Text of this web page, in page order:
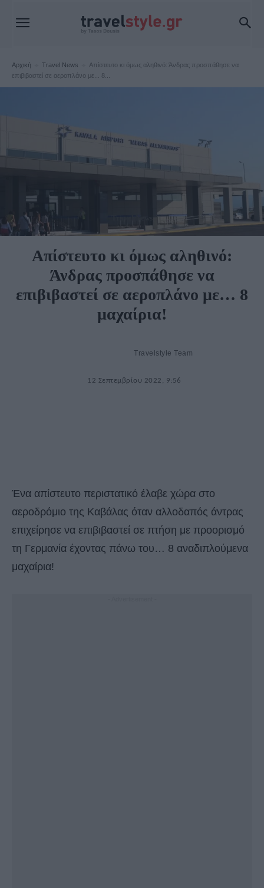
Αρχική Travel News
Απίστευτο κι όμως αληθινό: Άνδρας προσπάθησε να
επιβιβαστεί σε αεροπλάνο με... 8...
Απίστευτο κι όμως αληθινό:
Άνδρας προσπάθησε να
επιβιβαστεί σε αεροπλάνο με… 8
μαχαίρια!
Travelstyle Team
12 Σεπτεμβρίου 2022, 9:56
Ένα απίστευτο περιστατικό έλαβε χώρα στο
αεροδρόμιο της Καβάλας όταν αλλοδαπός άντρας
επιχείρησε να επιβιβαστεί σε πτήση με προορισμό
τη Γερμανία έχοντας πάνω του… 8 αναδιπλούμενα
μαχαίρια!